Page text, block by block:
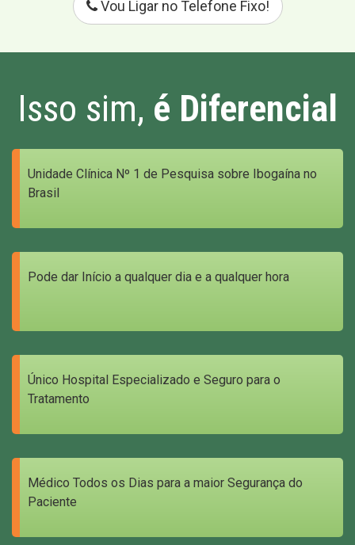
Vou Ligar no Telefone Fixo!
Isso sim, é Diferencial
Unidade Clínica Nº 1 de Pesquisa sobre Ibogaína no
Brasil
Pode dar Início a qualquer dia e a qualquer hora
Único Hospital Especializado e Seguro para o
Tratamento
Médico Todos os Dias para a maior Segurança do
Paciente